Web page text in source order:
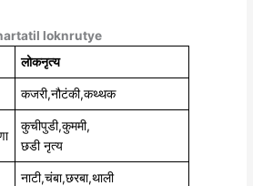
loknrutye
लोकनृत्य
कजरी,नौटंकी,कथ्थक
कुचीपुडी,कुममी,
छडी नृत्य
नाटी,चंबा,छरबा,थाली